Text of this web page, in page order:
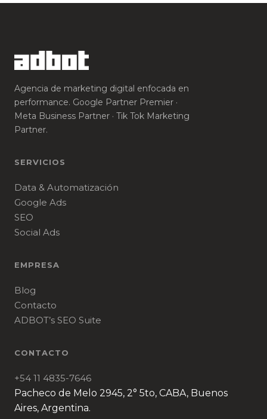
Agencia de marketing digital enfocada en
performance. Google Partner Premier ·
Meta Business Partner · Tik Tok Marketing
Partner.
SERVICIOS
Data & Automatización
Google Ads
SEO
Social Ads
EMPRESA
Blog
Contacto
ADBOT’s SEO Suite
CONTACTO
+54 11 4835-7646
Pacheco de Melo 2945, 2° 5to, CABA, Buenos
Aires, Argentina.